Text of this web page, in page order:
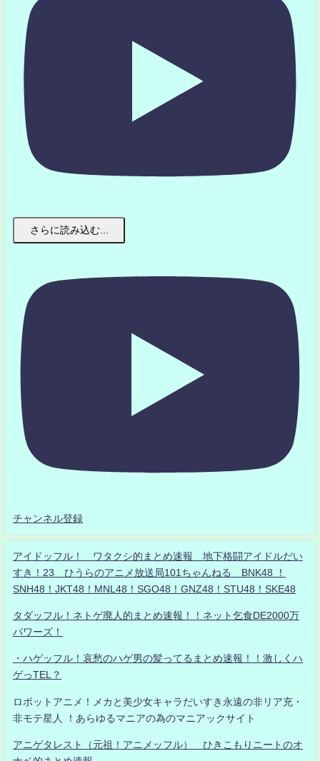
さらに読み込む...
チャンネル登録
アイドッフル！ ワタクシ的まとめ速報 地下格闘アイドルだい
すき！23 ひうらのアニメ放送局101ちゃんねる BNK48 ！
SNH48！JKT48！MNL48！SGO48！GNZ48！STU48！SKE48
タダッフル！ネトゲ廃人的まとめ速報！！ネット乞食DE2000万
パワーズ！
・ハゲッフル！哀愁のハゲ男の髪ってるまとめ速報！！激しくハ
ゲっTEL？
ロボットアニメ！メカと美少女キャラだいすき永遠の非リア充・
非モテ星人 ！あらゆるマニアの為のマニアックサイト
アニゲタレスト（元祖！アニメッフル） ひきこもりニートのオ